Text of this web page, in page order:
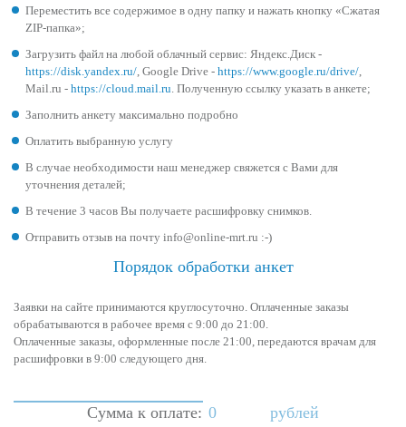
Переместить все содержимое в одну папку и нажать кнопку «Сжатая
ZIP-папка»;
Загрузить файл на любой облачный сервис: Яндекс.Диск -
https://disk.yandex.ru/, Google Drive - https://www.google.ru/drive/,
Mail.ru - https://cloud.mail.ru . Полученную ссылку указать в анкете;
Заполнить анкету максимально подробно
Оплатить выбранную услугу
В случае необходимости наш менеджер свяжется с Вами для
уточнения деталей;
В течение 3 часов Вы получаете расшифровку снимков.
Отправить отзыв на почту info@online-mrt.ru :-)
Порядок обработки анкет
Заявки на сайте принимаются круглосуточно. Оплаченные заказы
обрабатываются в рабочее время с 9:00 до 21:00.
Оплаченные заказы, оформленные после 21:00, передаются врачам для
расшифровки в 9:00 следующего дня.
Сумма к оплате: рублей